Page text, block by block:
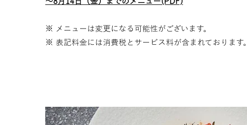
※ メニューは変更になる可能性がございます。
※ 表記料金には消費税とサービス料が含まれております。